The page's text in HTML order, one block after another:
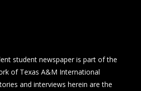
student newspaper is part of the
of Texas A&M International
and interviews herein are the